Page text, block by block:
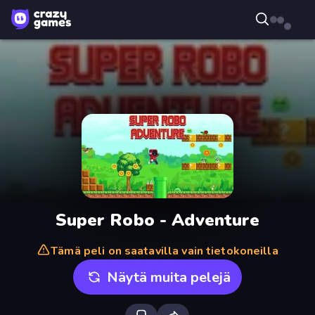
Super Robo - Adventure
Tämä peli on saatavilla vain tietokoneilla
Näytä muita pelejä